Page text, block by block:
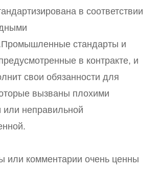
в соответствии
стандарты и
в контракте, и
свои обязанности для
вызваны плохими
неправильной
или комментарии очень ценны